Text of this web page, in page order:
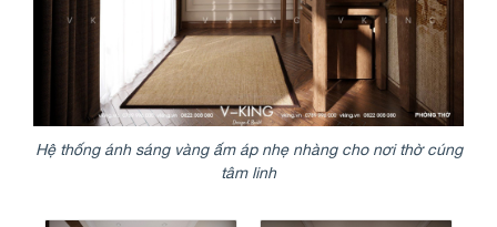
Hệ thống ánh sáng vàng ấm áp nhẹ nhàng cho nơi thờ cúng
tâm linh